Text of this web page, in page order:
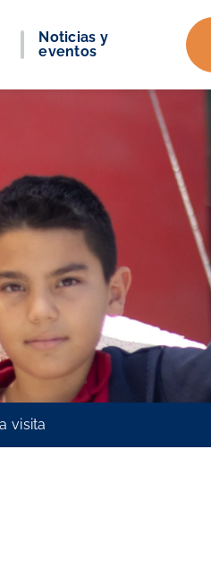
Noticias y
eventos
visita